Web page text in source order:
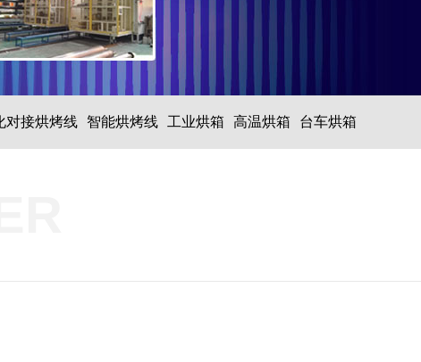
对接烘烤线 智能烘烤线 工业烘箱 高温烘箱 台车烘箱